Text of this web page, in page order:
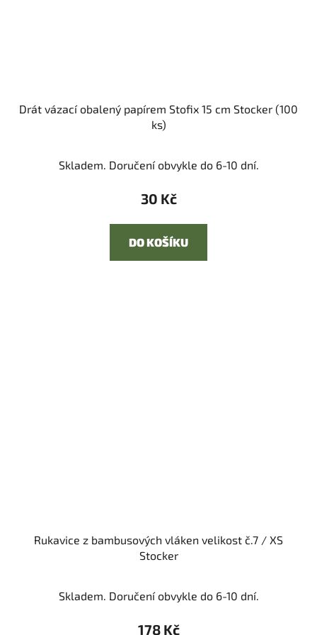
Drát vázací obalený papírem Stofix 15 cm Stocker (100
ks)
Skladem. Doručení obvykle do 6-10 dní.
30 Kč
DO KOŠÍKU
Rukavice z bambusových vláken velikost č.7 / XS
Stocker
Skladem. Doručení obvykle do 6-10 dní.
178 Kč